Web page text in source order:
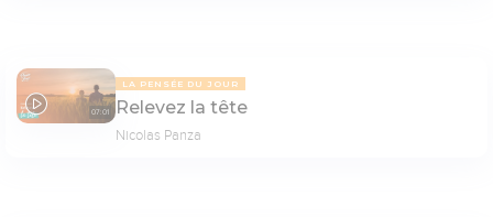
07:01
LA PENSÉE DU JOUR
Relevez la tête
Nicolas Panza